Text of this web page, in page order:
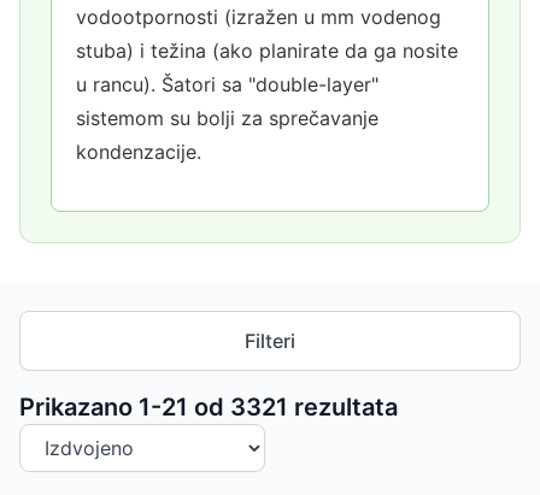
vodootpornosti (izražen u mm vodenog
stuba) i težina (ako planirate da ga nosite
u rancu). Šatori sa "double-layer"
sistemom su bolji za sprečavanje
kondenzacije.
Filteri
Prikazano 1-21 od 3321 rezultata
Sortiranje proizvoda